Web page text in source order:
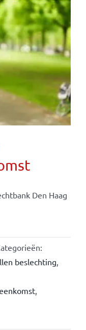
Den Haag
beslechting
,